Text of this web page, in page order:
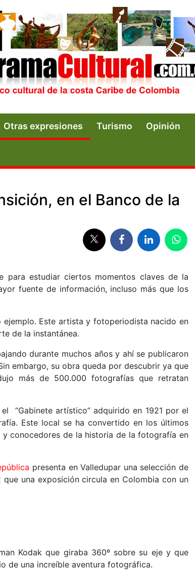
Otras expresiones Turismo Opinión
en el Banco de la
para estudiar ciertos momentos claves de la
fuente de información, incluso más que los
ejemplo. Este artista y fotoperiodista nacido en
de la instantánea.
durante muchos años y ahí se publicaron
embargo, su obra queda por descubrir ya que
más de 500.000 fotografías que retratan
“Gabinete artístico” adquirido en 1921 por el
Este local se ha convertido en los últimos
conocedores de la historia de la fotografía en
presenta en Valledupar una selección de
una exposición circula en Colombia con un
Kodak que giraba 360º sobre su eje y que
de una increíble aventura fotográfica.